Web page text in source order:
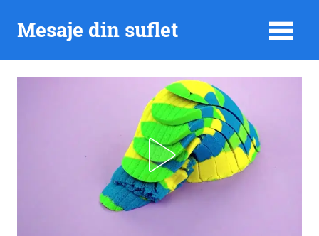
Mesaje din suflet